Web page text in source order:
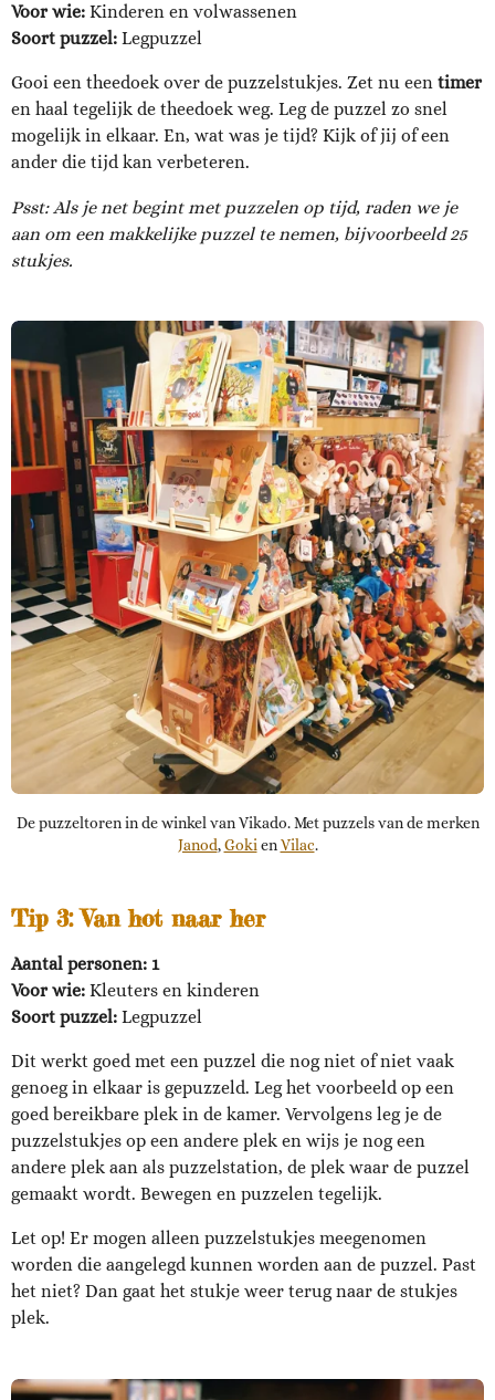
Voor wie: Kinderen en volwassenen
Soort puzzel: Legpuzzel
Gooi een theedoek over de puzzelstukjes. Zet nu een timer
en haal tegelijk de theedoek weg. Leg de puzzel zo snel
mogelijk in elkaar. En, wat was je tijd? Kijk of jij of een
ander die tijd kan verbeteren.
Psst: Als je net begint met puzzelen op tijd, raden we je
aan om een makkelijke puzzel te nemen, bijvoorbeeld 25
stukjes.
De puzzeltoren in de winkel van Vikado. Met puzzels van de merken
Janod, Goki en Vilac.
Tip 3: Van hot naar her
Aantal personen: 1
Voor wie: Kleuters en kinderen
Soort puzzel: Legpuzzel
Dit werkt goed met een puzzel die nog niet of niet vaak
genoeg in elkaar is gepuzzeld. Leg het voorbeeld op een
goed bereikbare plek in de kamer. Vervolgens leg je de
puzzelstukjes op een andere plek en wijs je nog een
andere plek aan als puzzelstation, de plek waar de puzzel
gemaakt wordt. Bewegen en puzzelen tegelijk.
Let op! Er mogen alleen puzzelstukjes meegenomen
worden die aangelegd kunnen worden aan de puzzel. Past
het niet? Dan gaat het stukje weer terug naar de stukjes
plek.